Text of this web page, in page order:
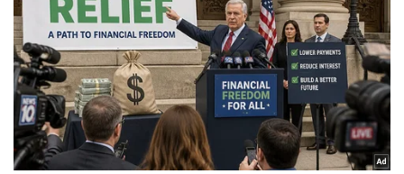
Thế giới thể thao
eSports
Hậu trường
Tư vấn